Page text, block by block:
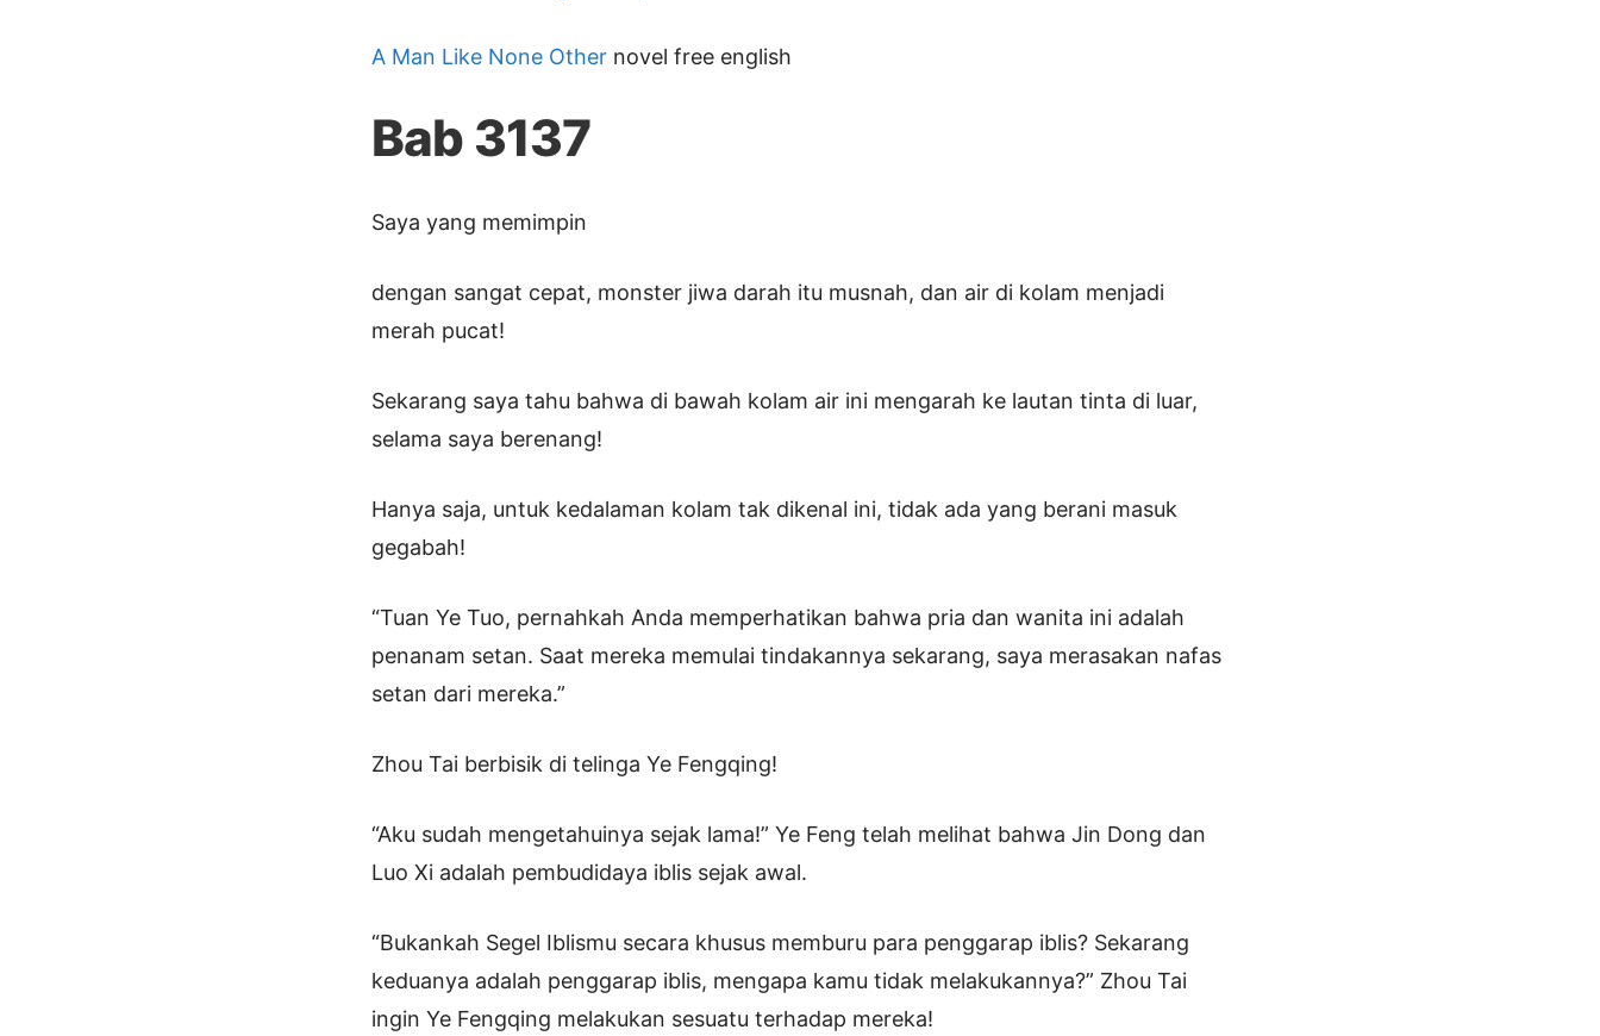
A Man Like None Other novel free english
Bab 3137
Saya yang memimpin
dengan sangat cepat, monster jiwa darah itu musnah, dan air di kolam menjadi
merah pucat!
Sekarang saya tahu bahwa di bawah kolam air ini mengarah ke lautan tinta di luar,
selama saya berenang!
Hanya saja, untuk kedalaman kolam tak dikenal ini, tidak ada yang berani masuk
gegabah!
“Tuan Ye Tuo, pernahkah Anda memperhatikan bahwa pria dan wanita ini adalah
penanam setan. Saat mereka memulai tindakannya sekarang, saya merasakan nafas
setan dari mereka.”
Zhou Tai berbisik di telinga Ye Fengqing!
“Aku sudah mengetahuinya sejak lama!” Ye Feng telah melihat bahwa Jin Dong dan
Luo Xi adalah pembudidaya iblis sejak awal.
“Bukankah Segel Iblismu secara khusus memburu para penggarap iblis? Sekarang
keduanya adalah penggarap iblis, mengapa kamu tidak melakukannya?” Zhou Tai
ingin Ye Fengqing melakukan sesuatu terhadap mereka!